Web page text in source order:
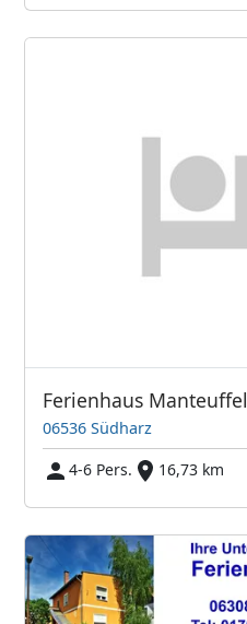
Ferienhaus Manteuffel
06536 Südharz
4-6 Pers.
16,73 km